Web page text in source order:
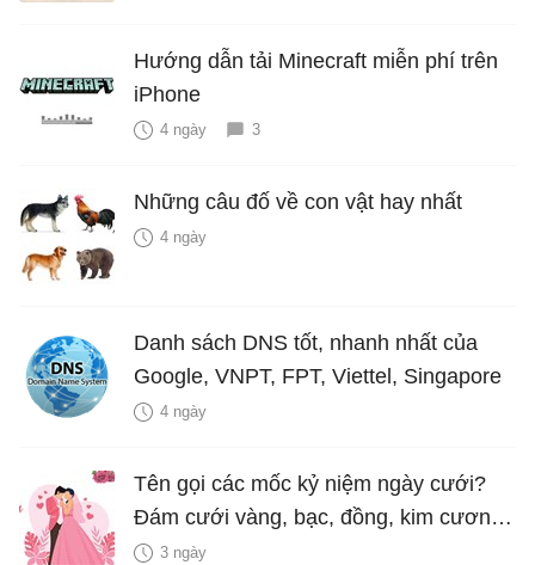
Hướng dẫn tải Minecraft miễn phí trên
iPhone
4 ngày 3
Những câu đố về con vật hay nhất
4 ngày
Danh sách DNS tốt, nhanh nhất của
Google, VNPT, FPT, Viettel, Singapore
4 ngày
Tên gọi các mốc kỷ niệm ngày cưới?
Đám cưới vàng, bạc, đồng, kim cương
là bao nhiêu năm?
3 ngày